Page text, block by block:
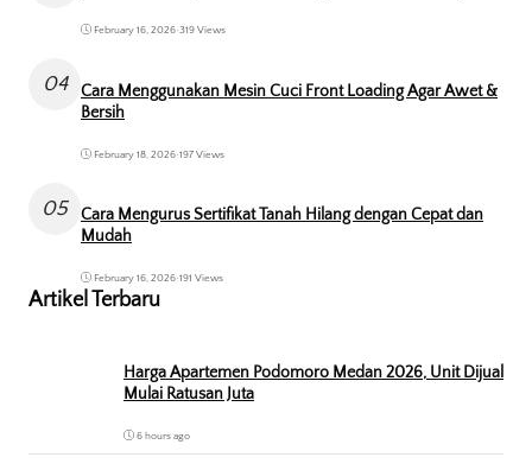
February 16, 2026•319 Views
04
Cara Menggunakan Mesin Cuci Front Loading Agar Awet &
Bersih
February 18, 2026•197 Views
05
Cara Mengurus Sertifikat Tanah Hilang dengan Cepat dan
Mudah
February 16, 2026•191 Views
Artikel Terbaru
Harga Apartemen Podomoro Medan 2026, Unit Dijual
Mulai Ratusan Juta
6 hours ago